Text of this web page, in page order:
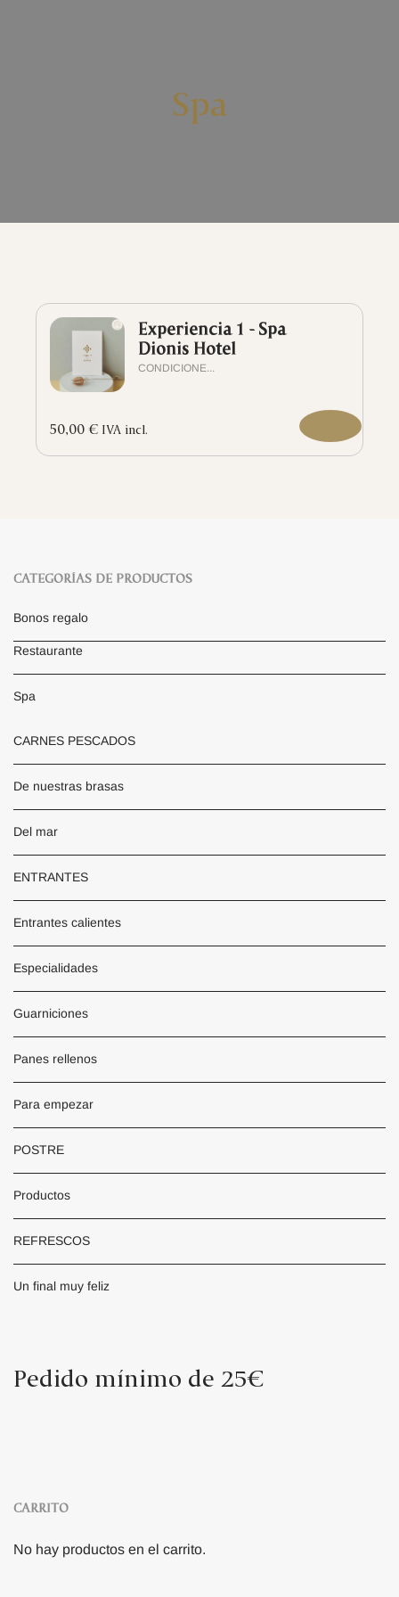
Spa
Experiencia 1 - Spa
Dionis Hotel
CONDICIONE...
50,00 € IVA incl.
CATEGORÍAS DE PRODUCTOS
Bonos regalo
Restaurante
Spa
CARNES PESCADOS
De nuestras brasas
Del mar
ENTRANTES
Entrantes calientes
Especialidades
Guarniciones
Panes rellenos
Para empezar
POSTRE
Productos
REFRESCOS
Un final muy feliz
Pedido mínimo de 25€
CARRITO
No hay productos en el carrito.